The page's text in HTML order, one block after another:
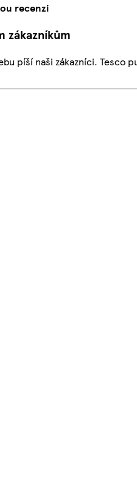
recenzi
zákazníkům
píší naši zákazníci. Tesco